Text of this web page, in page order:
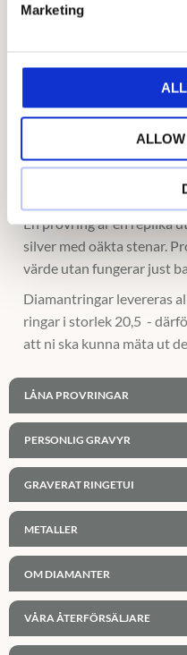
Marketing
ringar hos oss online om
Vid ev. utebliven retur av
ni debiteras en avgift på
mönstrad ring och 3500kr
en serviceavgift på 500kr
Vad är egentligen en
En provring är en replika
silver med oäkta stenar.
värde utan fungerar just
Diamantringar levereras
ringar i storlek 20,5 -
att ni ska kunna mäta ut
LÅNA PROVRINGAR
PERSONLIG GRAVYR
GRAVERAT RINGETUI
METALLER
OM DIAMANTER
VÅRA ÅTERFÖRSÄLJARE